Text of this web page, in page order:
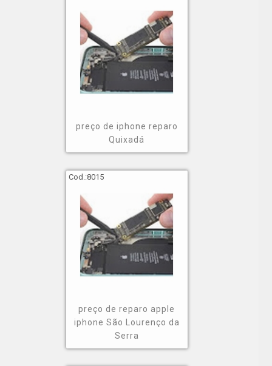
preço de iphone reparo
Quixadá
Cod.:8015
preço de reparo apple
iphone São Lourenço da
Serra